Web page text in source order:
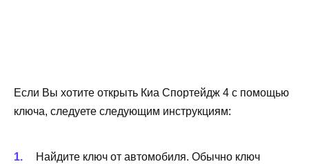
Если Вы хотите открыть Киа Спортейдж 4 с помощью
ключа, следуете следующим инструкциям:
Найдите ключ от автомобиля. Обычно ключ